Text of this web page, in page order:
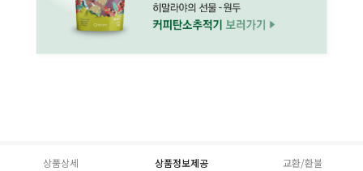
상품상세 상품정보제공 교환/환불